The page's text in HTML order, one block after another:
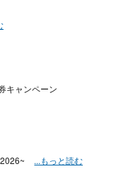
キャンペーン
...もっと読む